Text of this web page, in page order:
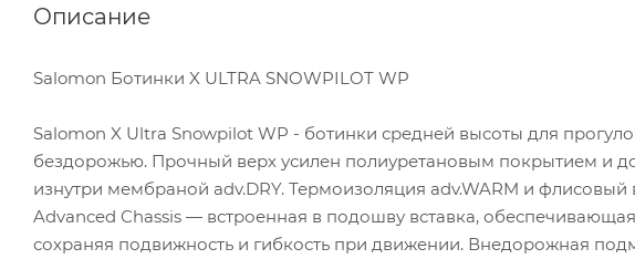
Описание
Salomon Ботинки X ULTRA SNOWPILOT WP
Salomon X Ultra Snowpilot WP - ботинки средней высоты для
бездорожью. Прочный верх усилен полиуретановым покрытием и
изнутри мембраной adv.DRY. Термоизоляция adv.WARM и флисовый
Advanced Chassis — встроенная в подошву вставка,
сохраняя подвижность и гибкость при движении. Внедорожная